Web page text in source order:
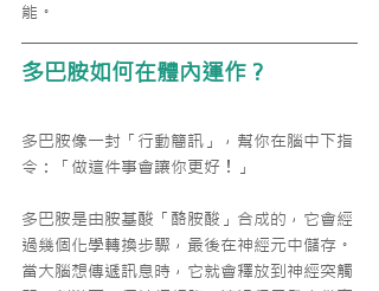
能。
多巴胺如何在體內運作？
多巴胺像一封「行動簡訊」，幫你在腦中下指
令：「做這件事會讓你更好！」
多巴胺是由胺基酸「酪胺酸」合成的，它會經
過幾個化學轉換步驟，最後在神經元中儲存。
當大腦想傳遞訊息時，它就會釋放到神經突觸